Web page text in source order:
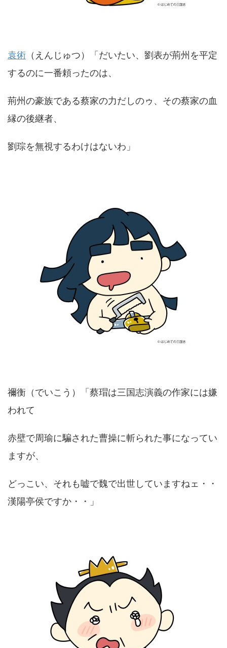
袁術 （えんじゅつ）「だいたい、劉表が荊州を平定
するのに一番頼ったのは、
荊州の豪族である蔡家の力だしのゥ、その蔡家の血
縁の後継者、
劉琮を無視するわけはないわ」
禰衡（でいこう）「蔡瑁は三国志演義の作家には嫌
われて
赤壁で周瑜に騙された曹操に斬られた事になってい
ますが、
どっこい、それも嘘で魏で出世していますねェ・・
漢陽亭侯ですか・・」